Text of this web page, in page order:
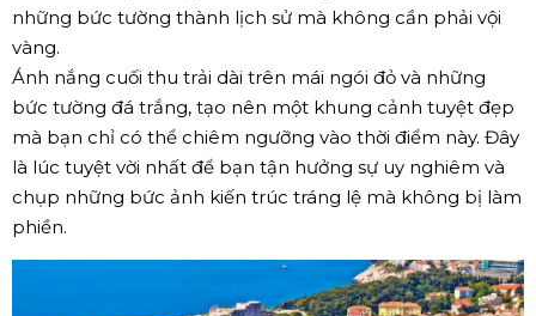
những bức tường thành lịch sử mà không cần phải vội
vàng.
Ánh nắng cuối thu trải dài trên mái ngói đỏ và những
bức tường đá trắng, tạo nên một khung cảnh tuyệt đẹp
mà bạn chỉ có thể chiêm ngưỡng vào thời điểm này. Đây
là lúc tuyệt vời nhất để bạn tận hưởng sự uy nghiêm và
chụp những bức ảnh kiến trúc tráng lệ mà không bị làm
phiền.